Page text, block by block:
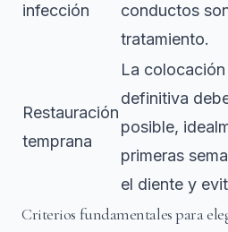
infección
conductos
tratamiento.
Restauración
temprana
La
definitiva
posible,
primeras
el diente y
Criterios fundamentales para